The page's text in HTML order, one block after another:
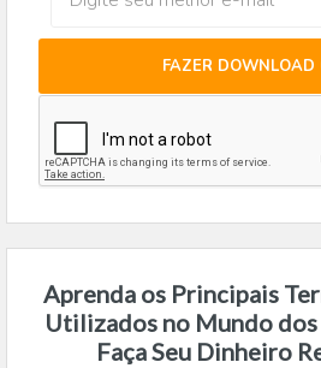
FAZER DOWNLOAD
Aprenda os Principais
Utilizados no Mundo
Faça Seu Dinheiro